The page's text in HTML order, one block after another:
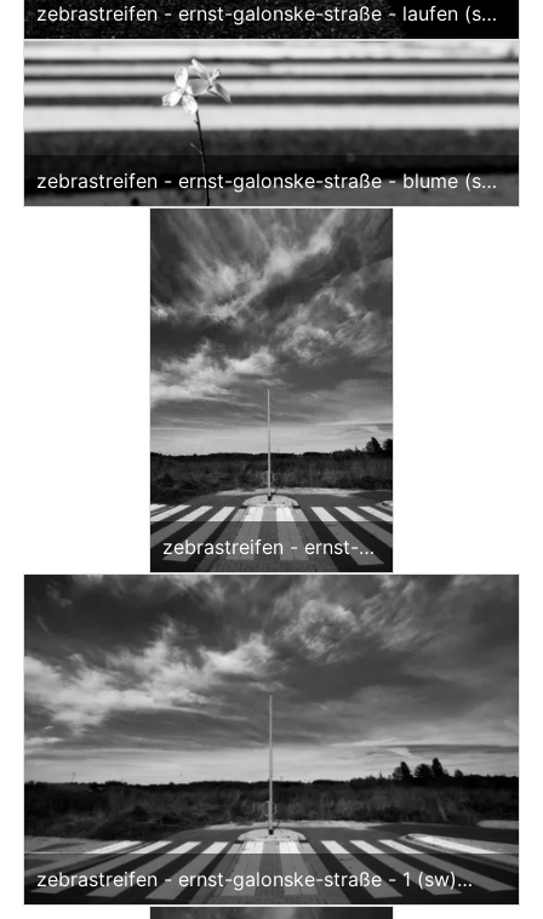
zebrastreifen - ernst-galonske-straße - laufen (sw)
<br>offene edition
zebrastreifen - ernst-galonske-straße - blume (sw
- 1 zu 3)<br>offene edition
zebrastreifen - ernst-
galonske-straße - 2
(sw)<br>offene edition
zebrastreifen - ernst-galonske-straße - 1 (sw)
offene edition